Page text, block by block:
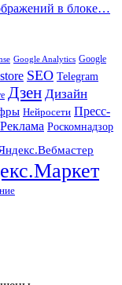
в блоке…
Google Analytics Google
SEO Telegram
Дзен Дизайн
Нейросети Пресс-
Реклама Роскомнадзор